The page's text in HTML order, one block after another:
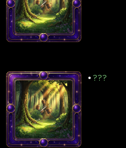
•???